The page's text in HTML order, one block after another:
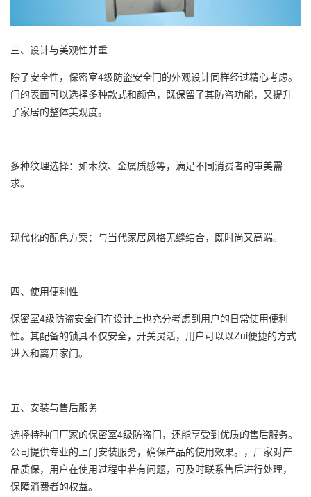
三、设计与美观性并重
除了安全性，保密室4级防盗安全门的外观设计同样经过精心考虑。
门的表面可以选择多种款式和颜色，既保留了其防盗功能，又提升
了家居的整体美观度。
多种纹理选择：如木纹、金属质感等，满足不同消费者的审美需
求。
现代化的配色方案：与当代家居风格无缝结合，既时尚又高端。
四、使用便利性
保密室4级防盗安全门在设计上也充分考虑到用户的日常使用便利
性。其配备的锁具不仅安全，开关灵活，用户可以以Zui便捷的方式
进入和离开家门。
五、安装与售后服务
选择特种门厂家的保密室4级防盗门，还能享受到优质的售后服务。
公司提供专业的上门安装服务，确保产品的使用效果。，厂家对产
品质保，用户在使用过程中若有问题，可及时联系售后进行处理，
保障消费者的权益。